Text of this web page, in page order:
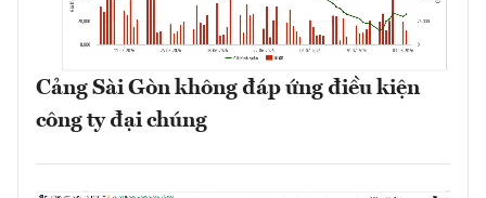
Cảng Sài Gòn không đáp ứng điều kiện
công ty đại chúng